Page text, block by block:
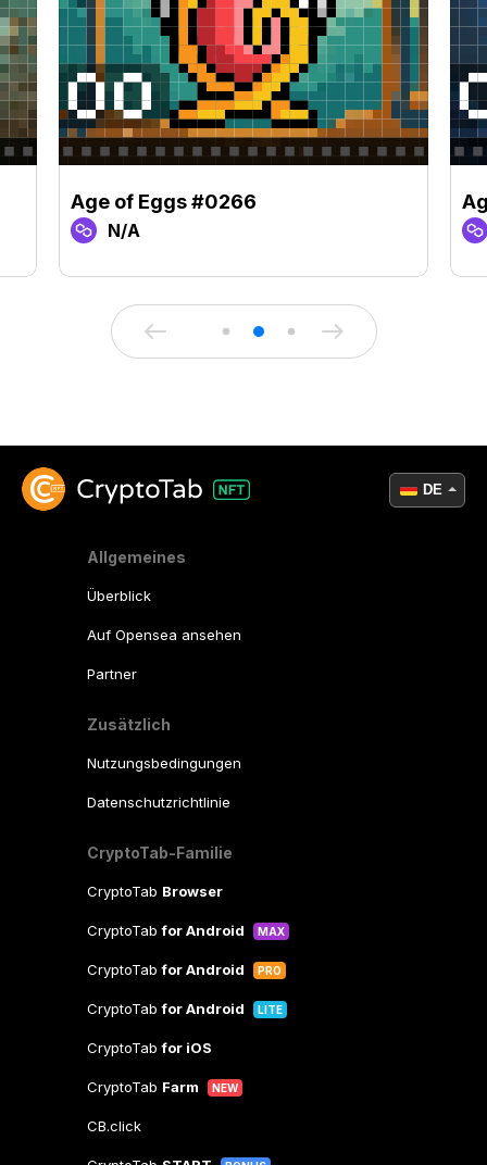
Age of Eggs #0266
N/A
Allgemeines
Überblick
Auf Opensea ansehen
Partner
Zusätzlich
Nutzungsbedingungen
Datenschutzrichtlinie
CryptoTab-Familie
CryptoTab Browser
CryptoTabfor Android MAX
CryptoTabfor Android PRO
CryptoTabfor Android LITE
CryptoTabfor iOS
CryptoTab Farm NEW
CB.click
DE